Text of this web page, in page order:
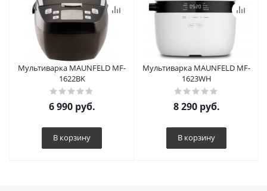
Мультиварка MAUNFELD MF-
1622BK
6 990руб.
В корзину
Мультиварка MAUNFELD MF-
1623WH
8 290руб.
В корзину